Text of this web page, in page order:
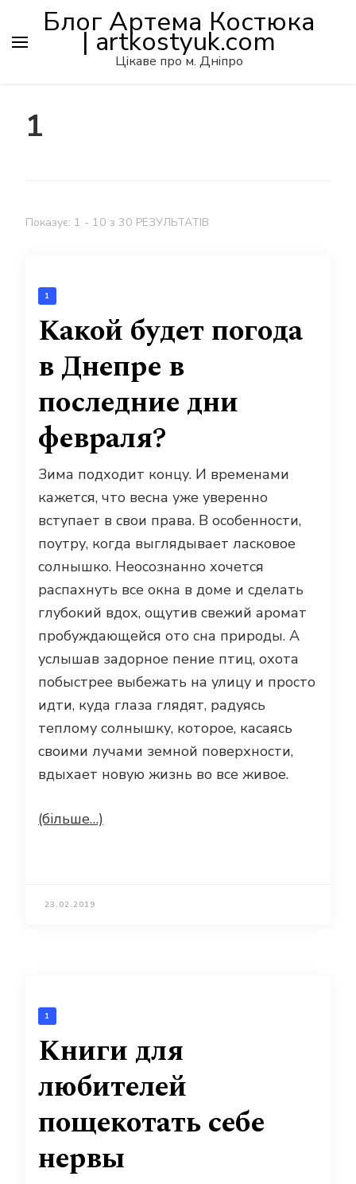
Блог Артема Костюка
| artkostyuk.com
Цікаве про м. Дніпро
1
Показує: 1 - 10 з 30 РЕЗУЛЬТАТІВ
1
Какой будет погода
в Днепре в
последние дни
февраля?
Зима подходит концу. И временами
кажется, что весна уже уверенно
вступает в свои права. В особенности,
поутру, когда выглядывает ласковое
солнышко. Неосознанно хочется
распахнуть все окна в доме и сделать
глубокий вдох, ощутив свежий аромат
пробуждающейся ото сна природы. А
услышав задорное пение птиц, охота
побыстрее выбежать на улицу и просто
идти, куда глаза глядят, радуясь
теплому солнышку, которое, касаясь
своими лучами земной поверхности,
вдыхает новую жизнь во все живое.
(більше…)
23.02.2019
1
Книги для
любителей
пощекотать себе
нервы